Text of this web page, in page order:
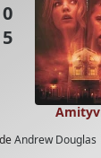
deAndrew Douglas